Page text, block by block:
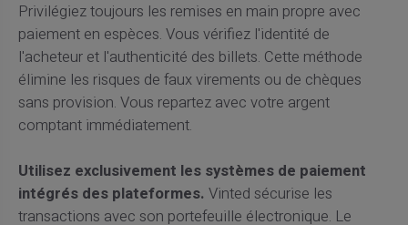
Privilégiez toujours les remises en main propre avec
paiement en espèces. Vous vérifiez l'identité de
l'acheteur et l'authenticité des billets. Cette méthode
élimine les risques de faux virements ou de chèques
sans provision. Vous repartez avec votre argent
comptant immédiatement.
Utilisez exclusivement les systèmes de paiement
intégrés des plateformes. Vinted sécurise les
transactions avec son portefeuille électronique. Le